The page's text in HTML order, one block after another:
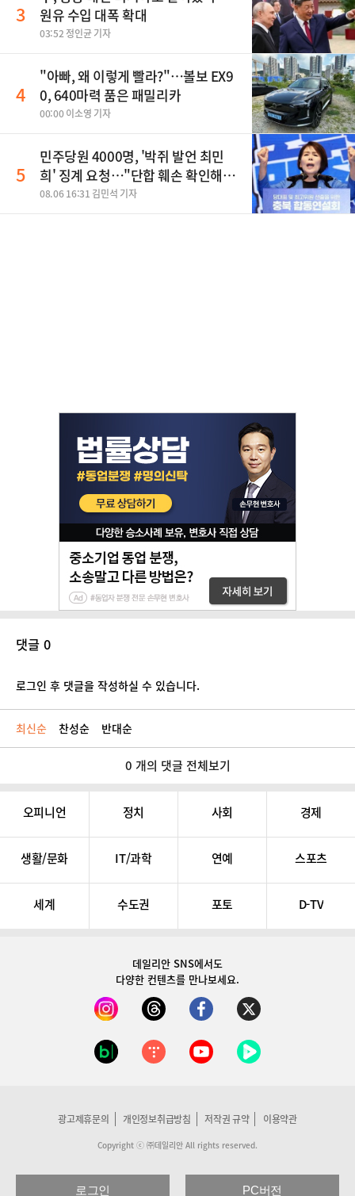
3
원유 수입 대폭 확대
03:52 정인균 기자
4
"아빠, 왜 이렇게 빨라?"…볼보 EX9
0, 640마력 품은 패밀리카
00:00 이소영 기자
5
민주당원 4000명, '박쥐 발언 최민
희' 징계 요청…"단합 훼손 확인해
야"
08.06 16:31 김민석 기자
댓글 0
로그인 후 댓글을 작성하실 수 있습니다.
최신순 찬성순 반대순
0 개의 댓글 전체보기
오피니언 정치 사회 경제
생활/문화 IT/과학 연예 스포츠
세계 수도권 포토 D-TV
데일리안 SNS에서도
다양한 컨텐츠를 만나보세요.
광고제휴문의 개인정보취급방침 저작권 규약 이용약관
Copyright ⓒ ㈜데일리안 All rights reserved.
로그인 PC버전